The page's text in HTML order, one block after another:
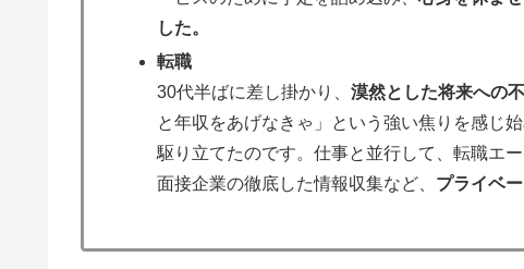
した。
転職
30代半ばに差し掛かり、漠然とした将来への
と年収をあげなきゃ」という強い焦りを感じ
駆り立てたのです。仕事と並行して、転職エ
面接企業の徹底した情報収集など、 プライベ